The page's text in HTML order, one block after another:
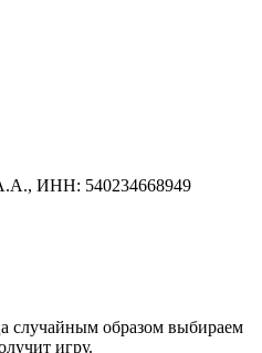
ИНН: 540234668949
случайным образом выбираем
игру.